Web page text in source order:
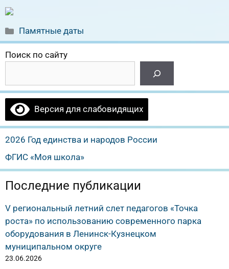
Рубрики
Памятные даты
Поиск по сайту
Версия для слабовидящих
2026 Год единства и народов России
ФГИС «Моя школа»
Последние публикации
V региональный летний слет педагогов «Точка
роста» по использованию современного парка
оборудования в Ленинск-Кузнецком
муниципальном округе
23.06.2026